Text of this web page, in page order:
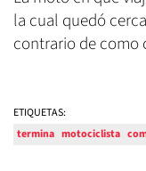
la cual quedó
contrario de como
ETIQUETAS:
termina motociclista